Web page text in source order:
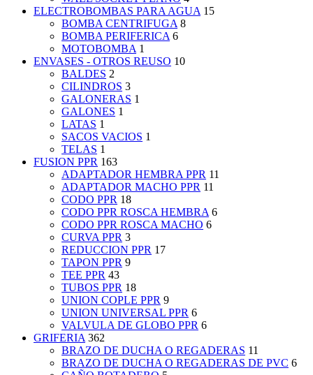
ELECTROBOMBAS PARA AGUA 15
BOMBA CENTRIFUGA 8
BOMBA PERIFERICA 6
MOTOBOMBA 1
ENVASES - OTROS REUSO 10
BALDES 2
CILINDROS 3
GALONERAS 1
GALONES 1
LATAS 1
SACOS VACIOS 1
TELAS 1
FUSION PPR 163
ADAPTADOR HEMBRA PPR 11
ADAPTADOR MACHO PPR 11
CODO PPR 18
CODO PPR ROSCA HEMBRA 6
CODO PPR ROSCA MACHO 6
CURVA PPR 3
REDUCCION PPR 17
TAPON PPR 9
TEE PPR 43
TUBOS PPR 18
UNION COPLE PPR 9
UNION UNIVERSAL PPR 6
VALVULA DE GLOBO PPR 6
GRIFERIA 362
BRAZO DE DUCHA O REGADERAS 11
BRAZO DE DUCHA O REGADERAS DE PVC 6